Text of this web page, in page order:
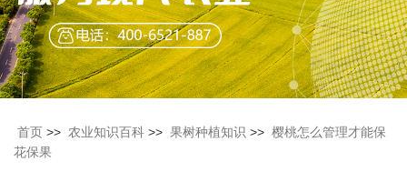
首页 >> 农业知识百科 >> 果树种植知识 >> 樱桃怎么管理才能保
花保果